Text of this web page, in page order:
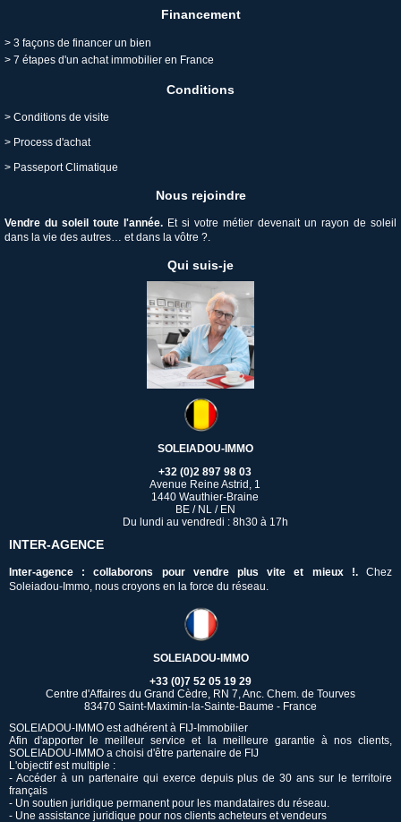
Financement
> 3 façons de financer un bien
> 7 étapes d'un achat immobilier en France
Conditions
> Conditions de visite
> Process d'achat
> Passeport Climatique
Nous rejoindre
Vendre du soleil toute l'année. Et si votre métier devenait un rayon de soleil
dans la vie des autres… et dans la vôtre ?.
Qui suis-je
SOLEIADOU-IMMO
+32 (0)2 897 98 03
Avenue Reine Astrid, 1
1440 Wauthier-Braine
BE / NL / EN
Du lundi au vendredi : 8h30 à 17h
INTER-AGENCE
Inter-agence : collaborons pour vendre plus vite et mieux !. Chez
Soleiadou-Immo, nous croyons en la force du réseau.
SOLEIADOU-IMMO
+33 (0)7 52 05 19 29
Centre d'Affaires du Grand Cèdre, RN 7, Anc. Chem. de Tourves
83470 Saint-Maximin-la-Sainte-Baume - France
SOLEIADOU-IMMO est adhérent à FIJ-Immobilier
Afin d'apporter le meilleur service et la meilleure garantie à nos clients,
SOLEIADOU-IMMO a choisi d'être partenaire de FIJ
L'objectif est multiple :
- Accéder à un partenaire qui exerce depuis plus de 30 ans sur le territoire
français
- Un soutien juridique permanent pour les mandataires du réseau.
- Une assistance juridique pour nos clients acheteurs et vendeurs